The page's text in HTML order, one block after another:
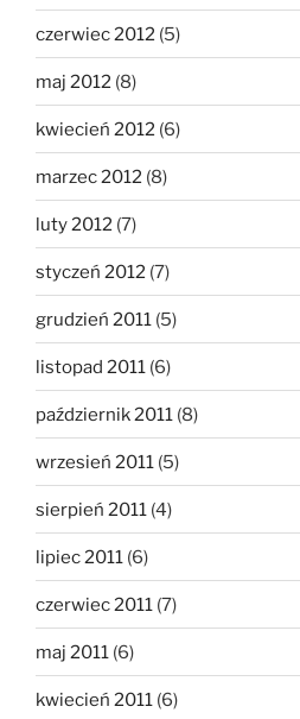
czerwiec 2012 (5)
maj 2012 (8)
kwiecień 2012 (6)
marzec 2012 (8)
luty 2012 (7)
styczeń 2012 (7)
grudzień 2011 (5)
listopad 2011 (6)
październik 2011 (8)
wrzesień 2011 (5)
sierpień 2011 (4)
lipiec 2011 (6)
czerwiec 2011 (7)
maj 2011 (6)
kwiecień 2011 (6)